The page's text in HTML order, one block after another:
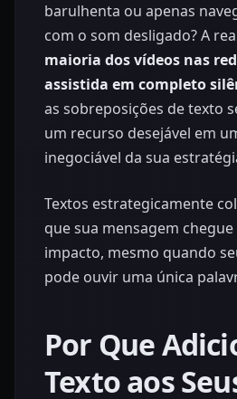
barulhenta ou apenas
com o som desligado? A
maioria dos vídeos nas
assistida em completo
as sobreposições de texto
um recurso desejável em
inegociável da sua
Textos estrategicamente
que sua mensagem
impacto, mesmo quando
pode ouvir uma única
Por Que
Texto aos